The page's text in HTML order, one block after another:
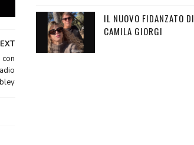
IL NUOVO FIDANZATO DI
CAMILA GIORGI